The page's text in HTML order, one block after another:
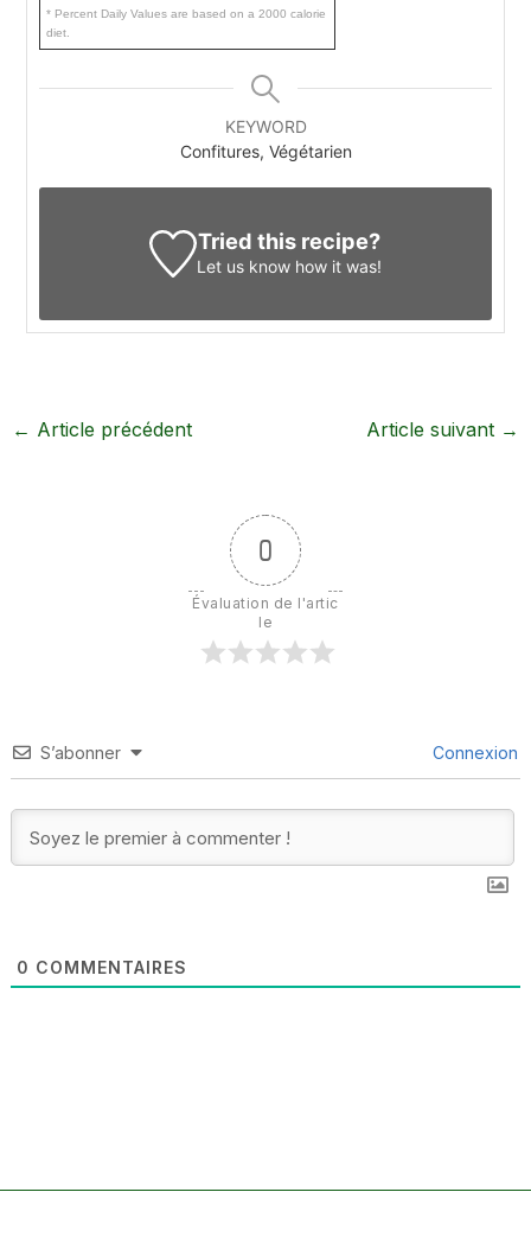
* Percent Daily Values are based on a 2000 calorie
diet.
KEYWORD
Confitures, Végétarien
Tried this recipe?
Let us know how it was!
← Article précédent Article suivant →
0
Évaluation de l'artic
le
S’abonner Connexion
0 COMMENTAIRES